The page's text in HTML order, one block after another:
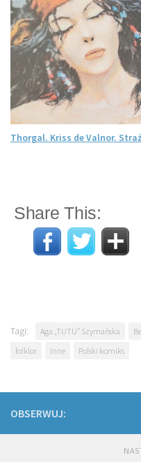
Thorgal. Kriss de Valnor.
Share This:
Tagi: Aga „TUTU” Szymańska
folklor
Inne Polski komiks
OBSERWUJ: